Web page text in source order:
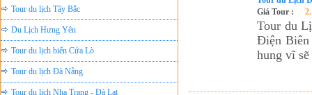
Du Lịch Hưng Yên
Tour du lịch biển Cửa Lò
Tour du lịch Đà Nẵng
Tour du lịch Nha Trang - Đà Lạt
Giá Tour :
Tour du
Điện Biên
hung vĩ